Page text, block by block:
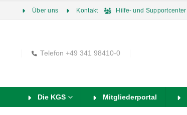
Über uns Kontakt Hilfe- und Supportcenter
Telefon +49 341 98410-0
Die KGS Mitgliederportal